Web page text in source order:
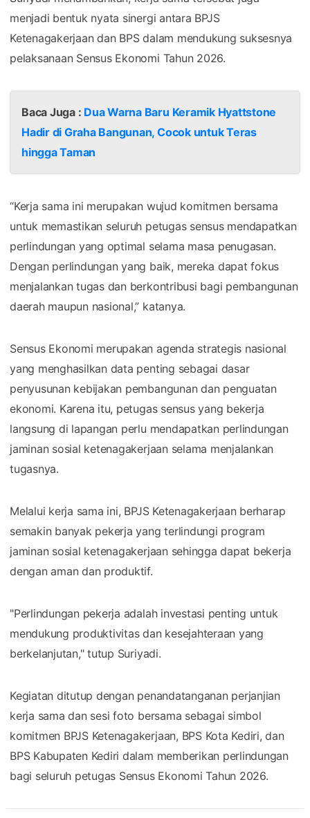
menjadi bentuk nyata sinergi antara BPJS
Ketenagakerjaan dan BPS dalam mendukung suksesnya
pelaksanaan Sensus Ekonomi Tahun 2026.
Baca Juga : Dua Warna Baru Keramik Hyattstone
Hadir di Graha Bangunan, Cocok untuk Teras
hingga Taman
“Kerja sama ini merupakan wujud komitmen bersama
untuk memastikan seluruh petugas sensus mendapatkan
perlindungan yang optimal selama masa penugasan.
Dengan perlindungan yang baik, mereka dapat fokus
menjalankan tugas dan berkontribusi bagi pembangunan
daerah maupun nasional,” katanya.
Sensus Ekonomi merupakan agenda strategis nasional
yang menghasilkan data penting sebagai dasar
penyusunan kebijakan pembangunan dan penguatan
ekonomi. Karena itu, petugas sensus yang bekerja
langsung di lapangan perlu mendapatkan perlindungan
jaminan sosial ketenagakerjaan selama menjalankan
tugasnya.
Melalui kerja sama ini, BPJS Ketenagakerjaan berharap
semakin banyak pekerja yang terlindungi program
jaminan sosial ketenagakerjaan sehingga dapat bekerja
dengan aman dan produktif.
"Perlindungan pekerja adalah investasi penting untuk
mendukung produktivitas dan kesejahteraan yang
berkelanjutan," tutup Suriyadi.
Kegiatan ditutup dengan penandatanganan perjanjian
kerja sama dan sesi foto bersama sebagai simbol
komitmen BPJS Ketenagakerjaan, BPS Kota Kediri, dan
BPS Kabupaten Kediri dalam memberikan perlindungan
bagi seluruh petugas Sensus Ekonomi Tahun 2026.